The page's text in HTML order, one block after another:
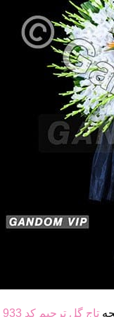
تاج گل ترحیم کد 933